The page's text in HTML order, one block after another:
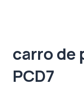
carro de
PCD7